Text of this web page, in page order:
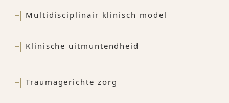
Multidisciplinair klinisch model
Klinische uitmuntendheid
Traumagerichte zorg